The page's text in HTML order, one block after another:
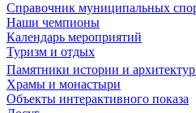
Справочник муниципальных
Наши чемпионы
Календарь мероприятий
Туризм и отдых
Памятники истории и
Храмы и монастыри
Объекты интерактивного показа